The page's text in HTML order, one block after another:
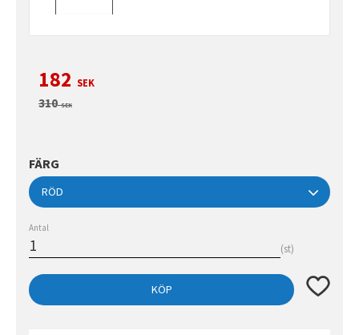
Nedsatt pris:
182 SEK
Ordinarie pris:
310SEK
FÄRG
Antal
st
KÖP Lägg till